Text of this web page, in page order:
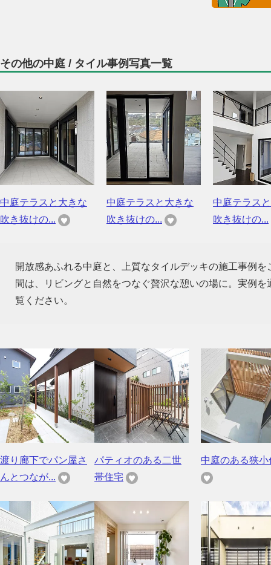
その他の中庭 / タイル事例写真一覧
中庭テラスと大きな
吹き抜けの...
中庭テラスと大きな
吹き抜けの...
中庭テラス
吹き抜けの...
開放感あふれる中庭と、上質なタイルデッキの施工事例
間は、リビングと自然をつなぐ贅沢な憩いの場に。実例
覧ください。
渡り廊下でパン屋さ
んとつなが...
パティオのある二世
帯住宅
中庭のある狭小